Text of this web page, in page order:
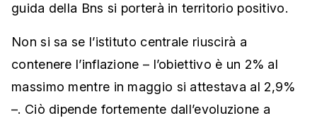
guida della Bns si porterà in territorio positivo.
Non si sa se l’istituto centrale riuscirà a
contenere l’inflazione – l’obiettivo è un 2% al
massimo mentre in maggio si attestava al 2,9%
–. Ciò dipende fortemente dall’evoluzione a